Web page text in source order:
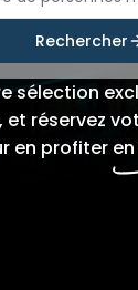
Rechercher
sélection
et réservez
en profiter